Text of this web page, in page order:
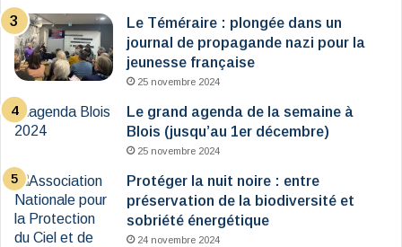
Le Téméraire : plongée dans un
journal de propagande nazi pour la
jeunesse française
25 novembre 2024
Le grand agenda de la semaine à
Blois (jusqu’au 1er décembre)
25 novembre 2024
Protéger la nuit noire : entre
préservation de la biodiversité et
sobriété énergétique
24 novembre 2024